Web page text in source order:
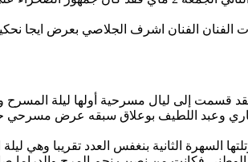
5 ماي 2025 فقد كانت بلمسات الفنان الفنان
فقد قسمت إلى ليال مسرحية أولها ليلة
وعبد اللطيف بوعلاق سبقه عرض مسرحي